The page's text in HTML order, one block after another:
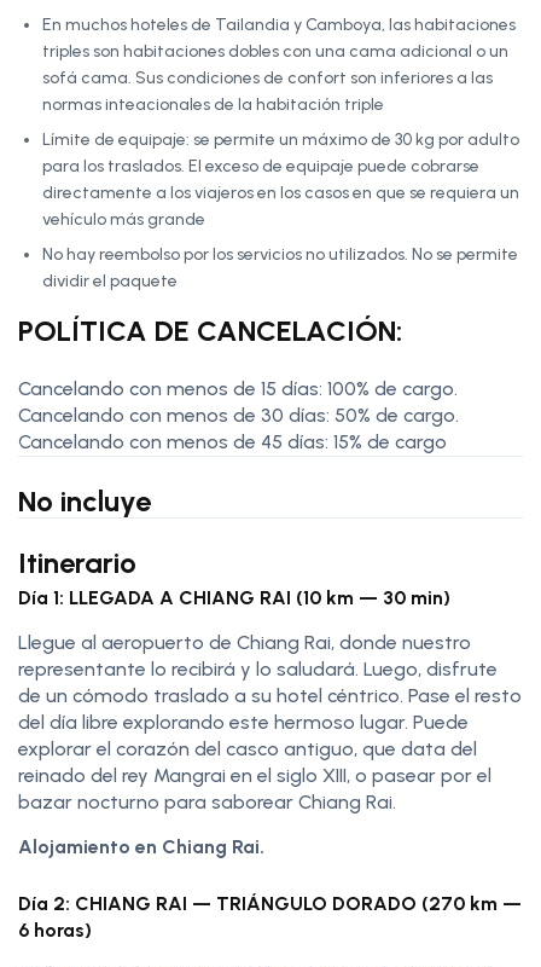
En muchos hoteles de Tailandia y Camboya, las habitaciones
triples son habitaciones dobles con una cama adicional o un
sofá cama. Sus condiciones de confort son inferiores a las
normas inteacionales de la habitación triple
Límite de equipaje: se permite un máximo de 30 kg por adulto
para los traslados. El exceso de equipaje puede cobrarse
directamente a los viajeros en los casos en que se requiera un
vehículo más grande
No hay reembolso por los servicios no utilizados. No se permite
dividir el paquete
POLÍTICA DE CANCELACIÓN:
Cancelando con menos de 15 días: 100% de cargo.
Cancelando con menos de 30 días: 50% de cargo.
Cancelando con menos de 45 días: 15% de cargo
No incluye
Itinerario
Día 1: LLEGADA A CHIANG RAI (10 km — 30 min)
Llegue al aeropuerto de Chiang Rai, donde nuestro
representante lo recibirá y lo saludará. Luego, disfrute
de un cómodo traslado a su hotel céntrico. Pase el resto
del día libre explorando este hermoso lugar. Puede
explorar el corazón del casco antiguo, que data del
reinado del rey Mangrai en el siglo XIII, o pasear por el
bazar nocturno para saborear Chiang Rai.
Alojamiento en Chiang Rai.
Día 2: CHIANG RAI — TRIÁNGULO DORADO (270 km —
6 horas)